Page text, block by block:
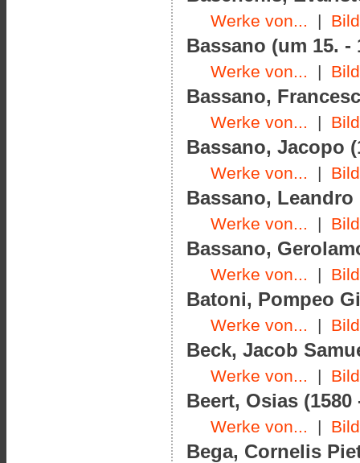
Werke von... |
Bassano (um 15. -
Werke von... |
Bassano,
Werke von... |
Bassano, Jacopo
Werke von... |
Bassano, Leandro
Werke von... |
Bassano,
Werke von... |
Batoni, Pompeo
Werke von... |
Beck, Jacob
Werke von... |
Beert, Osias (1580
Werke von... |
Bega, Cornelis